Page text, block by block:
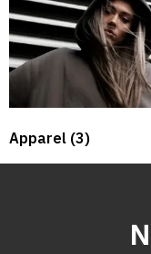
Apparel (3)